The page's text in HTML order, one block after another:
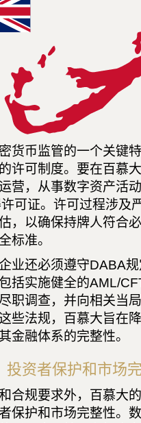
货币监管的一个关键
许可制度。要在百慕
营，从事数字资产活
可证。许可过程涉及
，以确保持牌人符合
标准。
业还必须遵守DABA
括实施健全的AML/
职调查，并向相关当
些法规，百慕大旨在
金融体系的完整性。
投资者保护和市场
合规要求外，百慕大
保护和市场完整性。